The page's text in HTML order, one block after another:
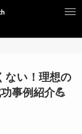
ない！理想の
事例紹介💪